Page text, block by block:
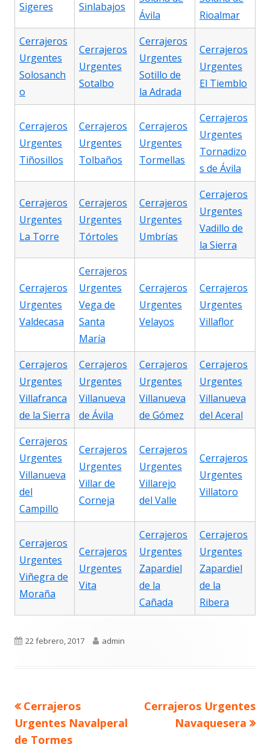
Sigeres
Sinlabajos
Ávila
Rioalmar
Cerrajeros
Urgentes
Solosanch
o
Cerrajeros
Urgentes
Sotalbo
Cerrajeros
Urgentes
Sotillo de
la Adrada
Cerrajeros
Urgentes
El Tiemblo
Cerrajeros
Urgentes
Tiñosillos
Cerrajeros
Urgentes
Tolbaños
Cerrajeros
Urgentes
Tormellas
Cerrajeros
Urgentes
Tornadizo
s de Ávila
Cerrajeros
Urgentes
La Torre
Cerrajeros
Urgentes
Tórtoles
Cerrajeros
Urgentes
Umbrías
Cerrajeros
Urgentes
Vadillo de
la Sierra
Cerrajeros
Urgentes
Valdecasa
Cerrajeros
Urgentes
Vega de
Santa
María
Cerrajeros
Urgentes
Velayos
Cerrajeros
Urgentes
Villaflor
Cerrajeros
Urgentes
Villafranca
de la Sierra
Cerrajeros
Urgentes
Villanueva
de Ávila
Cerrajeros
Urgentes
Villanueva
de Gómez
Cerrajeros
Urgentes
Villanueva
del Aceral
Cerrajeros
Urgentes
Villanueva
del
Campillo
Cerrajeros
Urgentes
Villar de
Corneja
Cerrajeros
Urgentes
Villarejo
del Valle
Cerrajeros
Urgentes
Villatoro
Cerrajeros
Urgentes
Viñegra de
Moraña
Cerrajeros
Urgentes
Vita
Cerrajeros
Urgentes
Zapardiel
de la
Cañada
Cerrajeros
Urgentes
Zapardiel
de la
Ribera
Publicado
22 febrero, 2017 Autor
admin
Navegación
de
entradas
Artículo
anterior
Cerrajeros
Urgentes Navalperal
de Tormes
Artículo
siguiente
Cerrajeros Urgentes
Navaquesera